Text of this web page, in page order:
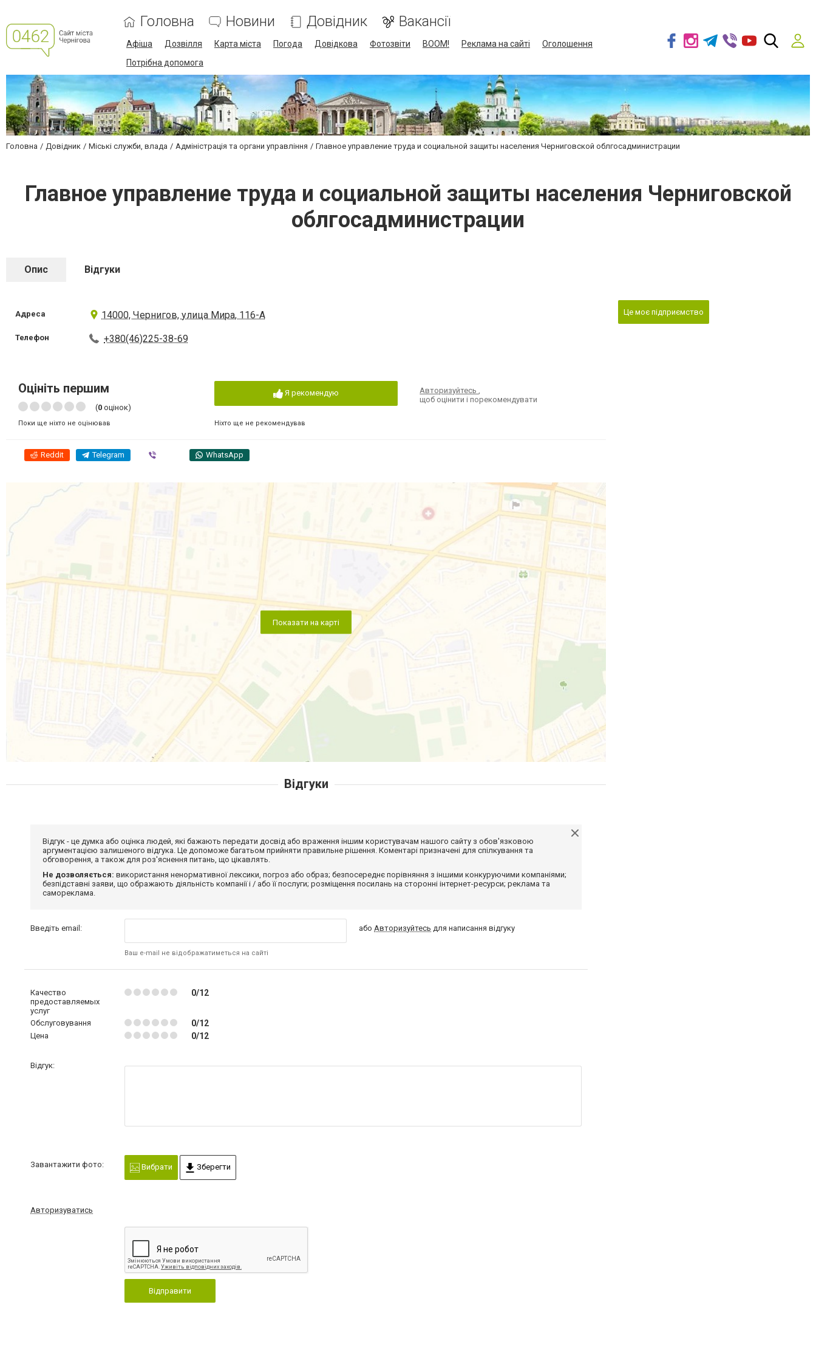
Головна Новини Довідник Вакансії
Афіша Дозвілля Карта міста Погода Довідкова Фотозвіти BOOM! Реклама на сайті
Оголошення
Потрібна допомога
Головна Довідник Міські служби, влада Адміністрація та органи управління Главное управление труда и социальной защиты населения Черниговской облгосадминистрации
Главное управление труда и социальной защиты населения Черниговской
облгосадминистрации
Опис Відгуки
Адреса 14000, Чернигов, улица Мира, 116-А
Телефон +380(46)225-38-69
Оцініть першим
(0 оцінок)
Поки ще ніхто не оцінював
Я рекомендую
Ніхто ще не рекомендував
Авторизуйтесь,
щоб оцінити і порекомендувати
Reddit Telegram WhatsApp
Показати на карті
Це моє підприємство
Відгуки
Відгук - це думка або оцінка людей, які бажають передати досвід або враження іншим користувачам нашого сайту з обов'язковою
аргументацією залишеного відгука. Це допоможе багатьом прийняти правильне рішення. Коментарі призначені для спілкування та
обговорення, а також для роз'яснення питань, що цікавлять.
Не дозволяється: використання ненормативної лексики, погроз або образ; безпосереднє порівняння з іншими конкуруючими компаніями;
безпідставні заяви, що ображають діяльність компанії і / або її послуги; розміщення посилань на сторонні інтернет-ресурси; реклама та
самореклама.
Введіть email:
Ваш e-mail не відображатиметься на сайті
абоАвторизуйтесь для написання відгуку
Качество
предоставляемых
услуг
0/12
Обслуговування 0/12
Цена 0/12
Відгук:
Завантажити фото: Вибрати Зберегти
Авторизуватись
Відправити